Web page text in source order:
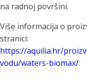
na radnoj površini.
Više informacija o
stranici:
https://aquilia.hr/
vodu/waters-biomax/